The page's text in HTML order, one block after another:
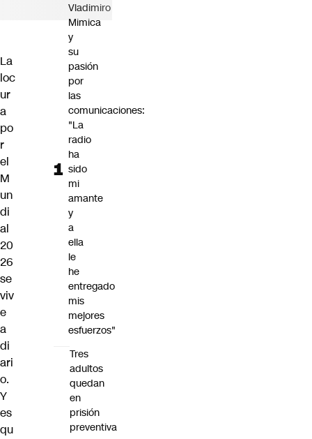
La
loc
ur
a
po
r
el
M
un
di
al
20
26
se
viv
e
a
di
ari
o.
Y
es
qu
Vladimiro
Mimica
y
su
pasión
por
las
comunicaciones:
"La
radio
ha
sido
mi
amante
y
a
ella
le
he
entregado
mis
mejores
esfuerzos"
Tres
adultos
quedan
en
prisión
preventiva